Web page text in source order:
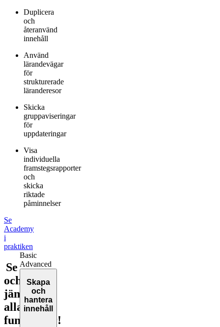
Duplicera
och
återanvänd
innehåll
Använd
lärandevägar
för
strukturerade
läranderesor
Skicka
gruppaviseringar
för
uppdateringar
Visa
individuella
framstegsrapporter
och
skicka
riktade
påminnelser
Se
Academy
i
praktiken
Se
och
jämför
alla
funktioner!
Basic
Advanced
Skapa
och
hantera
innehåll